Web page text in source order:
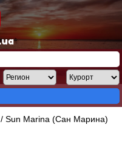
/Sun Marina (Сан Марина)